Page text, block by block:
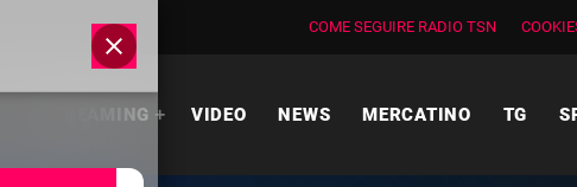
COME SEGUIRE RADIO TSN
LIVE STREAMING VIDEO NEWS MERCATINO TG